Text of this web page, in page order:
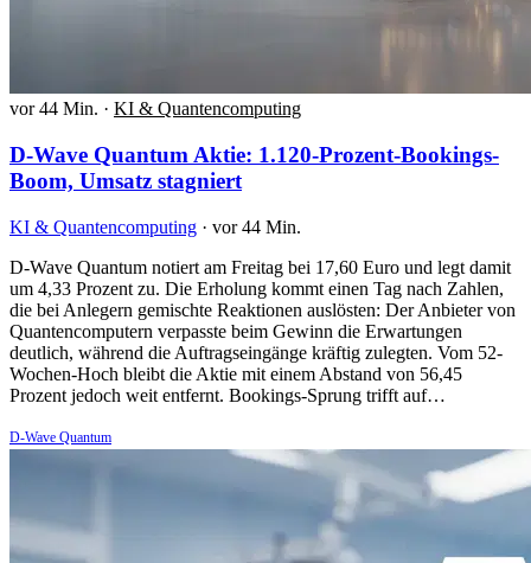
vor 44 Min. · KI & Quantencomputing
D-Wave Quantum Aktie: 1.120-Prozent-Bookings-
Boom, Umsatz stagniert
KI & Quantencomputing · vor 44 Min.
D-Wave Quantum notiert am Freitag bei 17,60 Euro und legt damit
um 4,33 Prozent zu. Die Erholung kommt einen Tag nach Zahlen,
die bei Anlegern gemischte Reaktionen auslösten: Der Anbieter von
Quantencomputern verpasste beim Gewinn die Erwartungen
deutlich, während die Auftragseingänge kräftig zulegten. Vom 52-
Wochen-Hoch bleibt die Aktie mit einem Abstand von 56,45
Prozent jedoch weit entfernt. Bookings-Sprung trifft auf…
D-Wave Quantum